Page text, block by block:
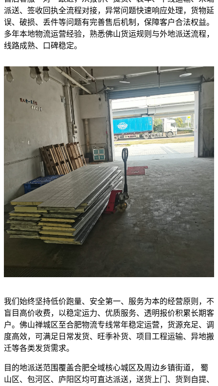
派送、签收回执全流程对接，异常问题快速响应处理，货物延
误、破损、丢件等问题有完善售后机制，保障客户合法权益。
多年本地物流运营经验，熟悉佛山货运规则与外地派送流程，
线路成熟、口碑稳定。
我们始终坚持低价跑量、安全第一、服务为本的经营原则，不
盲目高价收费，以稳定运力、优质服务、透明报价积累长期客
户。佛山禅城区至合肥物流专线常年稳定运营，货源充足、调
度高效，可满足日常发货、旺季补货、项目工程运输、异地搬
迁等各类发货需求。
目的地派送范围覆盖合肥全域核心城区及周边乡镇街道， 蜀
山区、包河区、庐阳区均可直达派送，送货上门、货到自提、